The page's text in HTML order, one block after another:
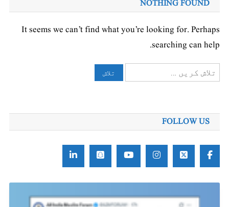
NOTHING FOUND
It seems we can’t find what you’re looking for. Perhaps
searching can help.
تلاش
کریں
FOLLOW US